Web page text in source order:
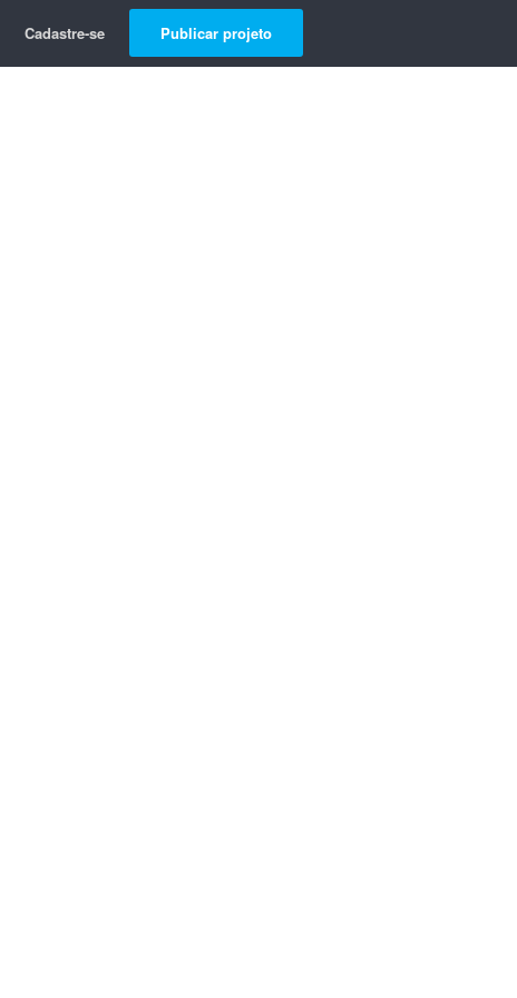
Cadastre-se Publicar projeto